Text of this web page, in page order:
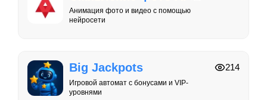
Анимация фото и видео с помощью
нейросети
Big Jackpots
Игровой автомат с бонусами и VIP-
уровнями
214